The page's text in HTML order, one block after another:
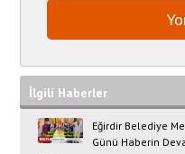
İlgili Haberler
Eğirdir Belediye
Günü Haberin